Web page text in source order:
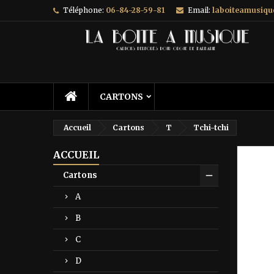
Téléphone: 06-84-28-59-81 Email:
CARTONS
Accueil Cartons T Tchi-tchi
ACCUEIL
Cartons
A
B
C
D